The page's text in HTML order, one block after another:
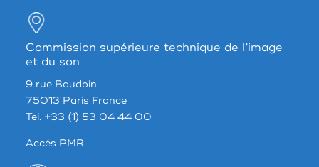
Commission supérieure technique de l’image
et du son
9 rue Baudoin
75013 Paris France
Tel. +33 (1) 53 04 44 00
Accés PMR